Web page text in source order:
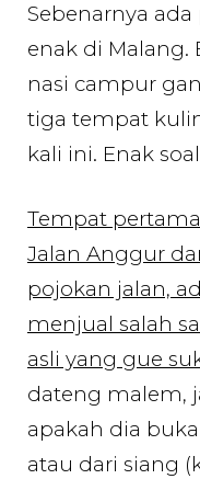
Sebenarnya
enak di Malang.
nasi campur
tiga tempat
kali ini. Enak
Tempat
Jalan Anggur
pojokan jalan,
menjual salah
asli yang gue
dateng malem,
apakah dia
atau dari siang